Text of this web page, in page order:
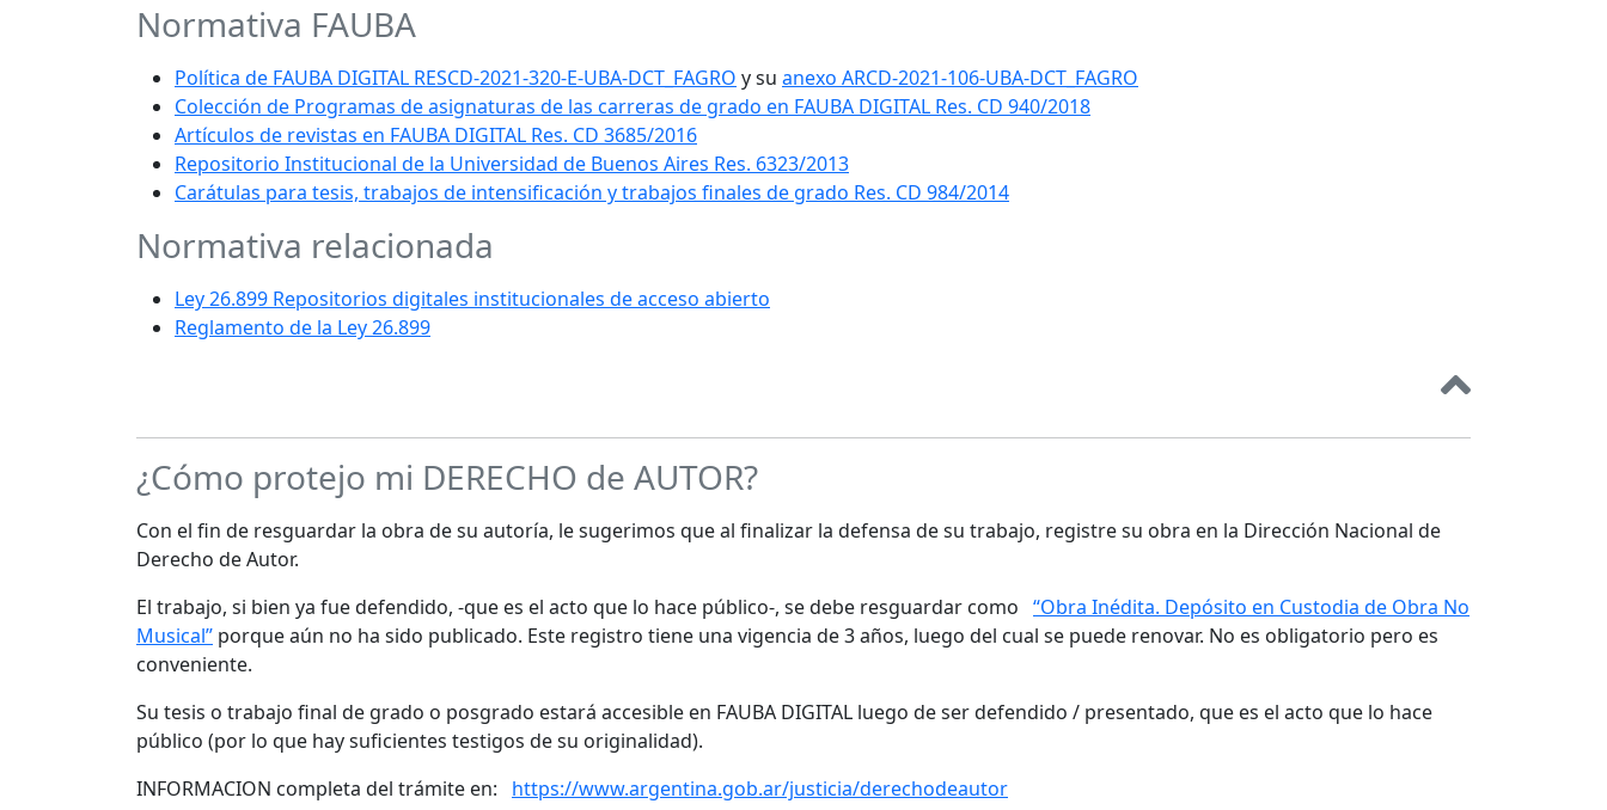
Normativa FAUBA
Política de FAUBA DIGITAL RESCD-2021-320-E-UBA-DCT_FAGRO y su anexo ARCD-2021-106-UBA-DCT_FAGRO
Colección de Programas de asignaturas de las carreras de grado en FAUBA DIGITAL Res. CD 940/2018
Artículos de revistas en FAUBA DIGITAL Res. CD 3685/2016
Repositorio Institucional de la Universidad de Buenos Aires Res. 6323/2013
Carátulas para tesis, trabajos de intensificación y trabajos finales de grado Res. CD 984/2014
Normativa relacionada
Ley 26.899 Repositorios digitales institucionales de acceso abierto
Reglamento de la Ley 26.899
¿Cómo protejo mi DERECHO de AUTOR?
Con el fin de resguardar la obra de su autoría, le sugerimos que al finalizar la defensa de su trabajo, registre su obra en la Dirección Nacional de
Derecho de Autor.
El trabajo, si bien ya fue defendido, -que es el acto que lo hace público-, se debe resguardar como “Obra Inédita. Depósito en Custodia de Obra No
Musical” porque aún no ha sido publicado. Este registro tiene una vigencia de 3 años, luego del cual se puede renovar. No es obligatorio pero es
conveniente.
Su tesis o trabajo final de grado o posgrado estará accesible en FAUBA DIGITAL luego de ser defendido / presentado, que es el acto que lo hace
público (por lo que hay suficientes testigos de su originalidad).
INFORMACION completa del trámite en:
https://www.argentina.gob.ar/justicia/derechodeautor